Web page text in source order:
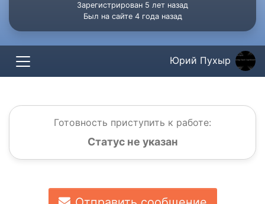
Зарегистрирован 5 лет назад
Был на сайте 4 года назад
Юрий Пухыр
Готовность приступить к работе:
Статус не указан